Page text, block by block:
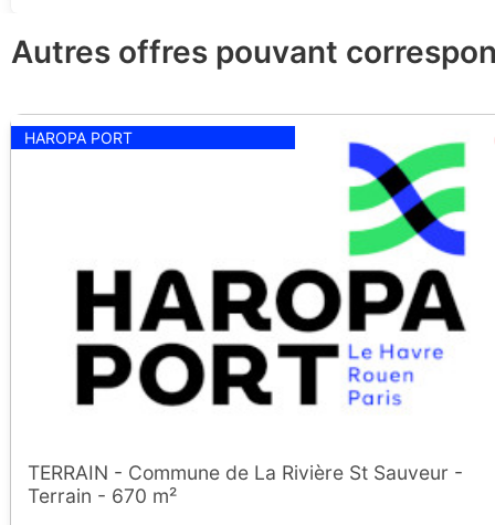
Autres offres pouvant
HAROPA PORT
TERRAIN - Commune de La Rivière St Sauveur -
Terrain - 670 m²